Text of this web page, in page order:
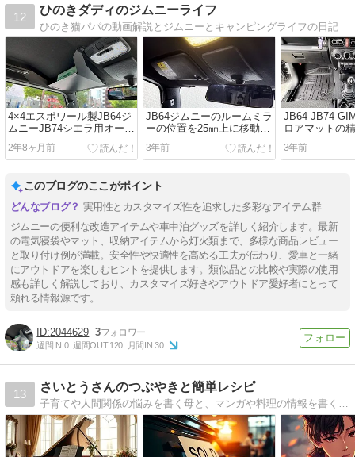
12
ひのきダディのジムニーライフ
ひのき猫パパの動画解説とジムニーとキャンピングライフの日記
4×4エスポワール製JB64ジ
ムニーJB74シエラ用オーバ
ーヘッドコンソール
2年8ヶ月前
JB64ジムニーのルームミラ
ーの位置を25㎜上に移動し
ました
3年前
JB64 JB74
ロアマットの
ぎた
3年前
このブログのここがポイント
実用性とカスタマイズ性を追求した多彩なアイテム群
ジムニーの便利な改造アイテムや車中泊グッズを詳しく紹介します。最新
の電気寝袋やマット、収納アイテムから灯火類まで、多様な商品レビュー
と取り付け例が満載。安全性や快適性を高める工夫が伝わり、愛車と一緒
にアウトドアを楽しむヒントを提供します。類似品との比較や実際の使用
感も詳しく解説しており、カスタマイズ好きやアウトドア愛好者にとって
頼れる情報源です。
2044629 3
週間IN:0 週間OUT:120 月間IN:30
13
さいとうさんのつぶやきと簡単レシピ
子育てや人間関係の悩みを書く母と、マンガや料理の情報を書く息子の仲良しブログです